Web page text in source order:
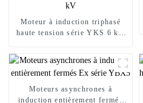
Moteur à induction triphasé
haute tension série YKS 6 kV
Moteurs asynchrones à
induction entièrement fermés